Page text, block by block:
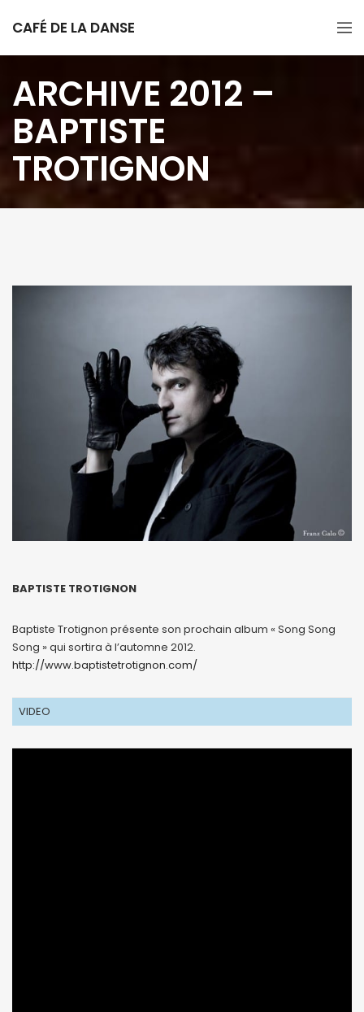
CAFÉ DE LA DANSE
ARCHIVE 2012 –
BAPTISTE
TROTIGNON
BAPTISTE TROTIGNON
Baptiste Trotignon présente son prochain album « Song Song
Song » qui sortira à l’automne 2012.
http://www.baptistetrotignon.com/
VIDEO